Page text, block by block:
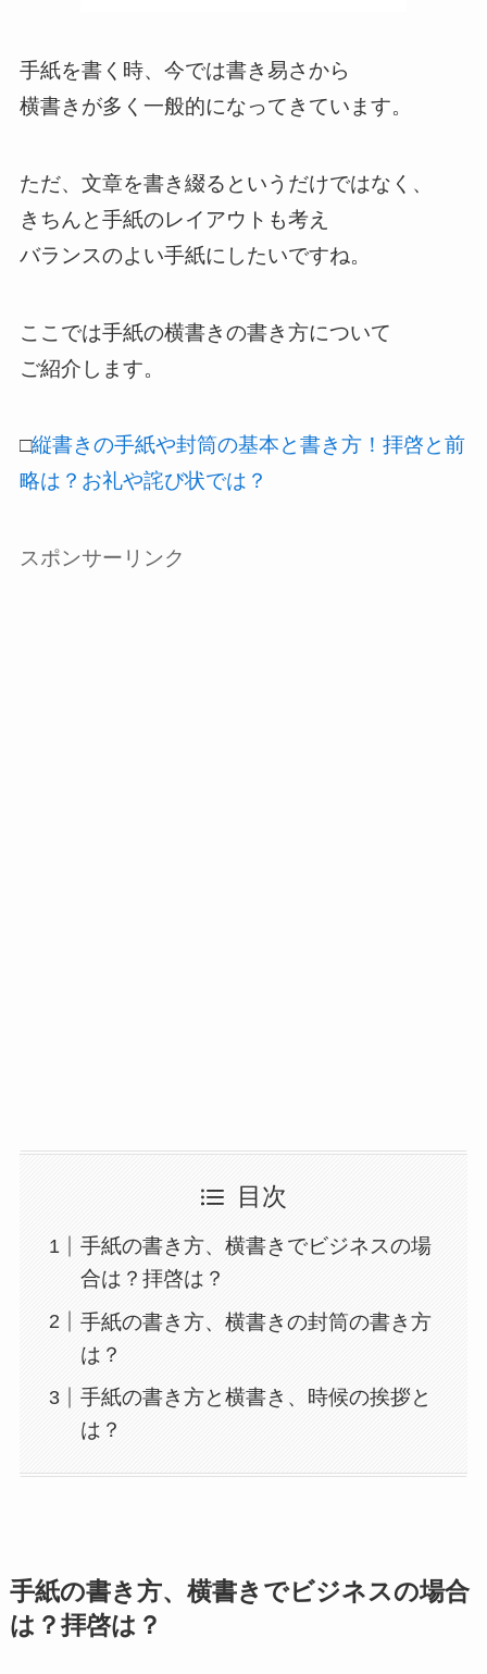
手紙を書く時、今では書き易さから
横書きが多く一般的になってきています。
ただ、文章を書き綴るというだけではなく、
きちんと手紙のレイアウトも考え
バランスのよい手紙にしたいですね。
ここでは手紙の横書きの書き方について
ご紹介します。
□縦書きの手紙や封筒の基本と書き方！拝啓と前
略は？お礼や詫び状では？
スポンサーリンク
目次
手紙の書き方、横書きでビジネスの場
合は？拝啓は？
手紙の書き方、横書きの封筒の書き方
は？
手紙の書き方と横書き、時候の挨拶と
は？
手紙の書き方、横書きでビジネスの場合
は？拝啓は？